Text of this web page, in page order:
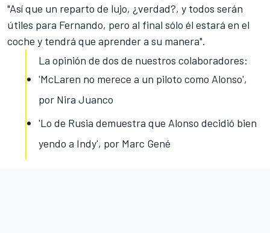
"Así que un reparto de lujo, ¿verdad?, y todos serán
útiles para Fernando, pero al final sólo él estará en el
coche y tendrá que aprender a su manera".
La opinión de dos de nuestros colaboradores:
'McLaren no merece a un piloto como Alonso',
por Nira Juanco
'Lo de Rusia demuestra que Alonso decidió bien
yendo a Indy', por Marc Gené